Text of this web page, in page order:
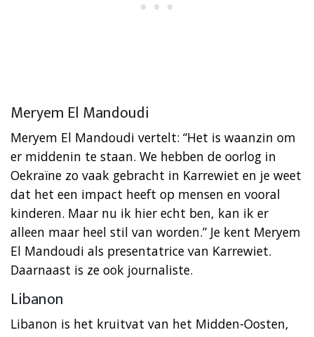
Meryem El Mandoudi
Meryem El Mandoudi vertelt: “Het is waanzin om
er middenin te staan. We hebben de oorlog in
Oekraïne zo vaak gebracht in Karrewiet en je weet
dat het een impact heeft op mensen en vooral
kinderen. Maar nu ik hier echt ben, kan ik er
alleen maar heel stil van worden.” Je kent Meryem
El Mandoudi als presentatrice van Karrewiet.
Daarnaast is ze ook journaliste.
Libanon
Libanon is het kruitvat van het Midden-Oosten,